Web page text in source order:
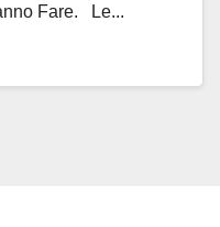
Fare. Le...